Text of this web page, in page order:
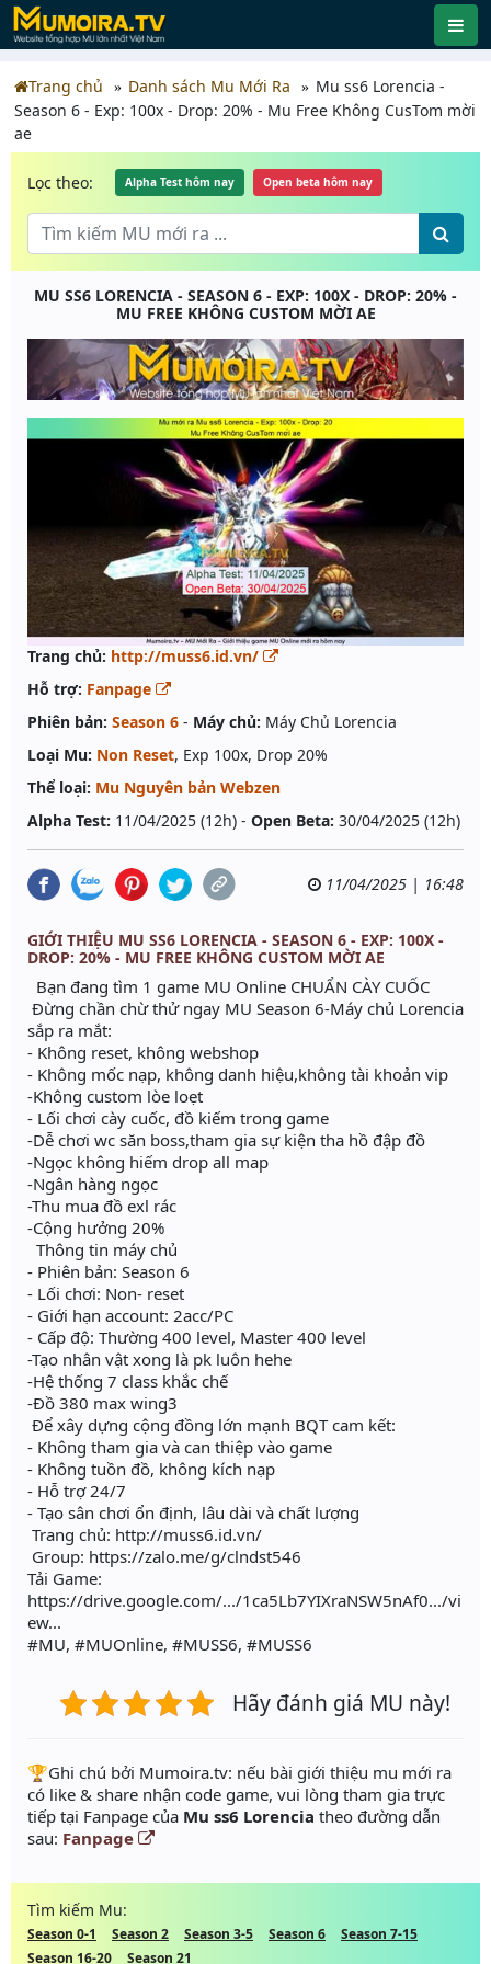
Trang chủ Danh sách Mu Mới Ra
Mu ss6 Lorencia -
Season 6 - Exp: 100x - Drop: 20% - Mu Free Không CusTom mời
ae
Lọc theo: Alpha Test hôm nay Open beta hôm nay
MU SS6 LORENCIA - SEASON 6 - EXP: 100X - DROP: 20% -
MU FREE KHÔNG CUSTOM MỜI AE
Trang chủ: http://muss6.id.vn/
Hỗ trợ: Fanpage
Phiên bản: Season 6 - Máy chủ: Máy Chủ Lorencia
Loại Mu: Non Reset, Exp 100x, Drop 20%
Thể loại: Mu Nguyên bản Webzen
Alpha Test: 11/04/2025 (12h) - Open Beta: 30/04/2025 (12h)
11/04/2025 | 16:48
GIỚI THIỆU MU SS6 LORENCIA - SEASON 6 - EXP: 100X -
DROP: 20% - MU FREE KHÔNG CUSTOM MỜI AE
Bạn đang tìm 1 game MU Online CHUẨN CÀY CUỐC
Đừng chần chừ thử ngay MU Season 6-Máy chủ Lorencia
sắp ra mắt:
- Không reset, không webshop
- Không mốc nạp, không danh hiệu,không tài khoản vip
-Không custom lòe loẹt
- Lối chơi cày cuốc, đồ kiếm trong game
-Dễ chơi wc săn boss,tham gia sự kiện tha hồ đập đồ
-Ngọc không hiếm drop all map
-Ngân hàng ngọc
-Thu mua đồ exl rác
-Cộng hưởng 20%
Thông tin máy chủ
- Phiên bản: Season 6
- Lối chơi: Non- reset
- Giới hạn account: 2acc/PC
- Cấp độ: Thường 400 level, Master 400 level
-Tạo nhân vật xong là pk luôn hehe
-Hệ thống 7 class khắc chế
-Đồ 380 max wing3
Để xây dựng cộng đồng lớn mạnh BQT cam kết:
- Không tham gia và can thiệp vào game
- Không tuồn đồ, không kích nạp
- Hỗ trợ 24/7
- Tạo sân chơi ổn định, lâu dài và chất lượng
Trang chủ: http://muss6.id.vn/
Group: https://zalo.me/g/clndst546
Tải Game:
https://drive.google.com/.../1ca5Lb7YIXraNSW5nAf0.../vi
ew...
#MU, #MUOnline, #MUSS6, #MUSS6
Hãy đánh giá MU này!
️🏆Ghi chú bởi Mumoira.tv: nếu bài giới thiệu mu mới ra
có like & share nhận code game, vui lòng tham gia trực
tiếp tại Fanpage của Mu ss6 Lorencia theo đường dẫn
sau: Fanpage
Tìm kiếm Mu:
Season 0-1 Season 2 Season 3-5 Season 6
Season 7-15
Season 16-20
Season 21